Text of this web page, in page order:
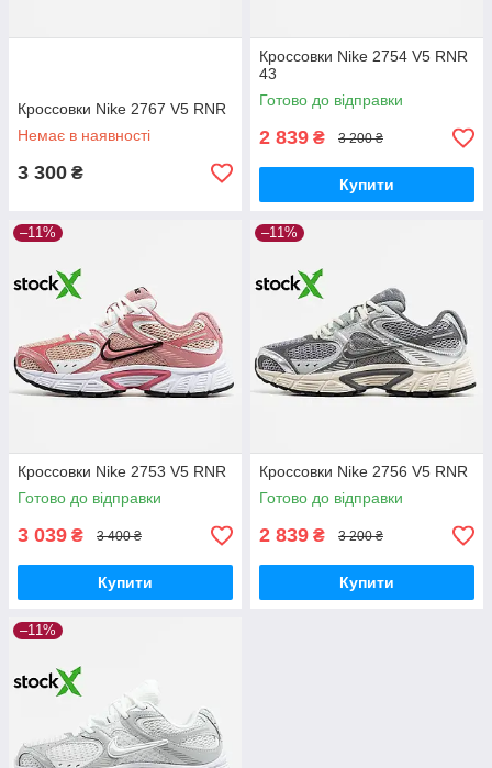
Кроссовки Nike 2767 V5 RNR
Немає в наявності
3 300 ₴
Кроссовки Nike 2754 V5 RNR
43
Готово до відправки
2 839 ₴ 3 200 ₴
Купити
–11%
Кроссовки Nike 2753 V5 RNR
Готово до відправки
3 039 ₴ 3 400 ₴
Купити
–11%
Кроссовки Nike 2756 V5 RNR
Готово до відправки
2 839 ₴ 3 200 ₴
Купити
–11%